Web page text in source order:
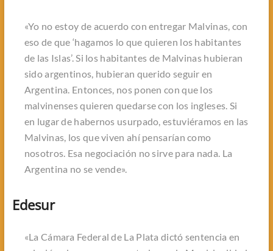
«Yo no estoy de acuerdo con entregar Malvinas, con
eso de que ‘hagamos lo que quieren los habitantes
de las Islas’. Si los habitantes de Malvinas hubieran
sido argentinos, hubieran querido seguir en
Argentina. Entonces, nos ponen con que los
malvinenses quieren quedarse con los ingleses. Si
en lugar de habernos usurpado, estuviéramos en las
Malvinas, los que viven ahí pensarían como
nosotros. Esa negociación no sirve para nada. La
Argentina no se vende».
Edesur
«La Cámara Federal de La Plata dictó sentencia en